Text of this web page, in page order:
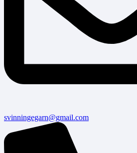
svinningegarn@gmail.com